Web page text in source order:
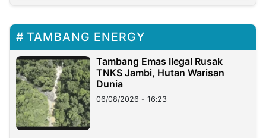
TAMBANG ENERGY
Tambang Emas Ilegal Rusak
TNKS Jambi, Hutan Warisan
Dunia
06/08/2026 - 16:23